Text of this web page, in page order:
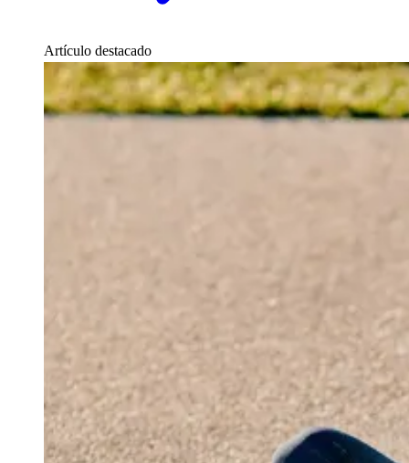
Artículo destacado